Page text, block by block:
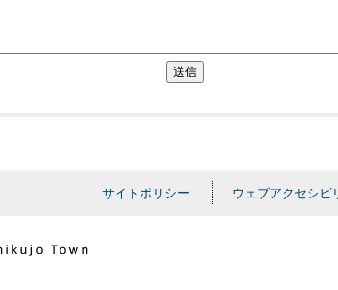
送信
サイトポリシー ウェブアクセシビ